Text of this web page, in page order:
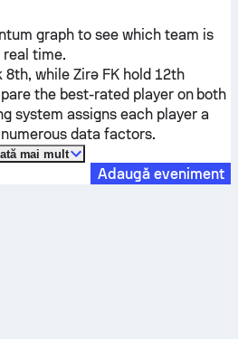
graph to see which team is
time.
8th, whileZirə FKhold 12th
the best-rated player on both
system assigns each player a
data factors.
mai mult
Adaugă eveniment